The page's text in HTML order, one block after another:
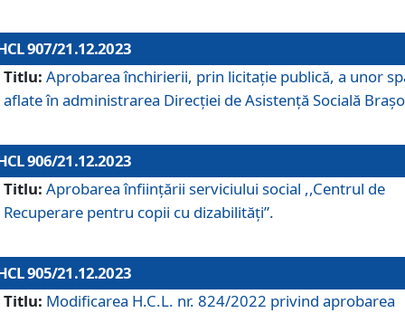
907/21.12.2023
Titlu: Aprobarea închirierii, prin licitație publică, a unor
aflate în administrarea Direcției de Asistență Socială
906/21.12.2023
Titlu: Aprobarea înființării serviciului social ,,Centrul de
Recuperare pentru copii cu dizabilități”.
905/21.12.2023
Titlu: Modificarea H.C.L. nr. 824/2022 privind aprobarea